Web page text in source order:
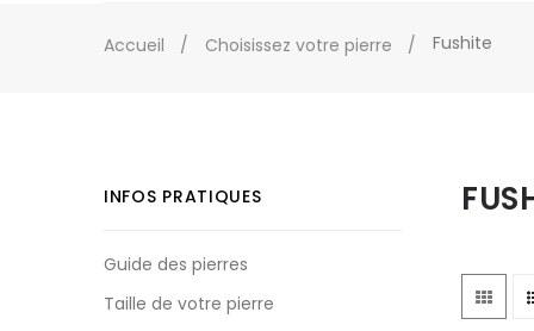
Accueil Choisissez votre pierre Fushite
INFOS PRATIQUES
Guide des pierres
Taille de votre pierre